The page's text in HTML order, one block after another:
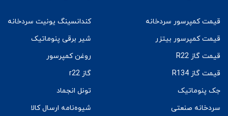
قیمت کمپرسور سردخانه
قیمت کمپرسور بیتزر
قیمت گاز R22
قیمت گاز R134
جک پنوماتیک
سردخانه صنعتی
کندانسینگ یونیت سردخانه
شیر برقی پنوماتیک
روغن کمپرسور
گاز r22
تونل انجماد
شیوه‌نامه ارسال کالا